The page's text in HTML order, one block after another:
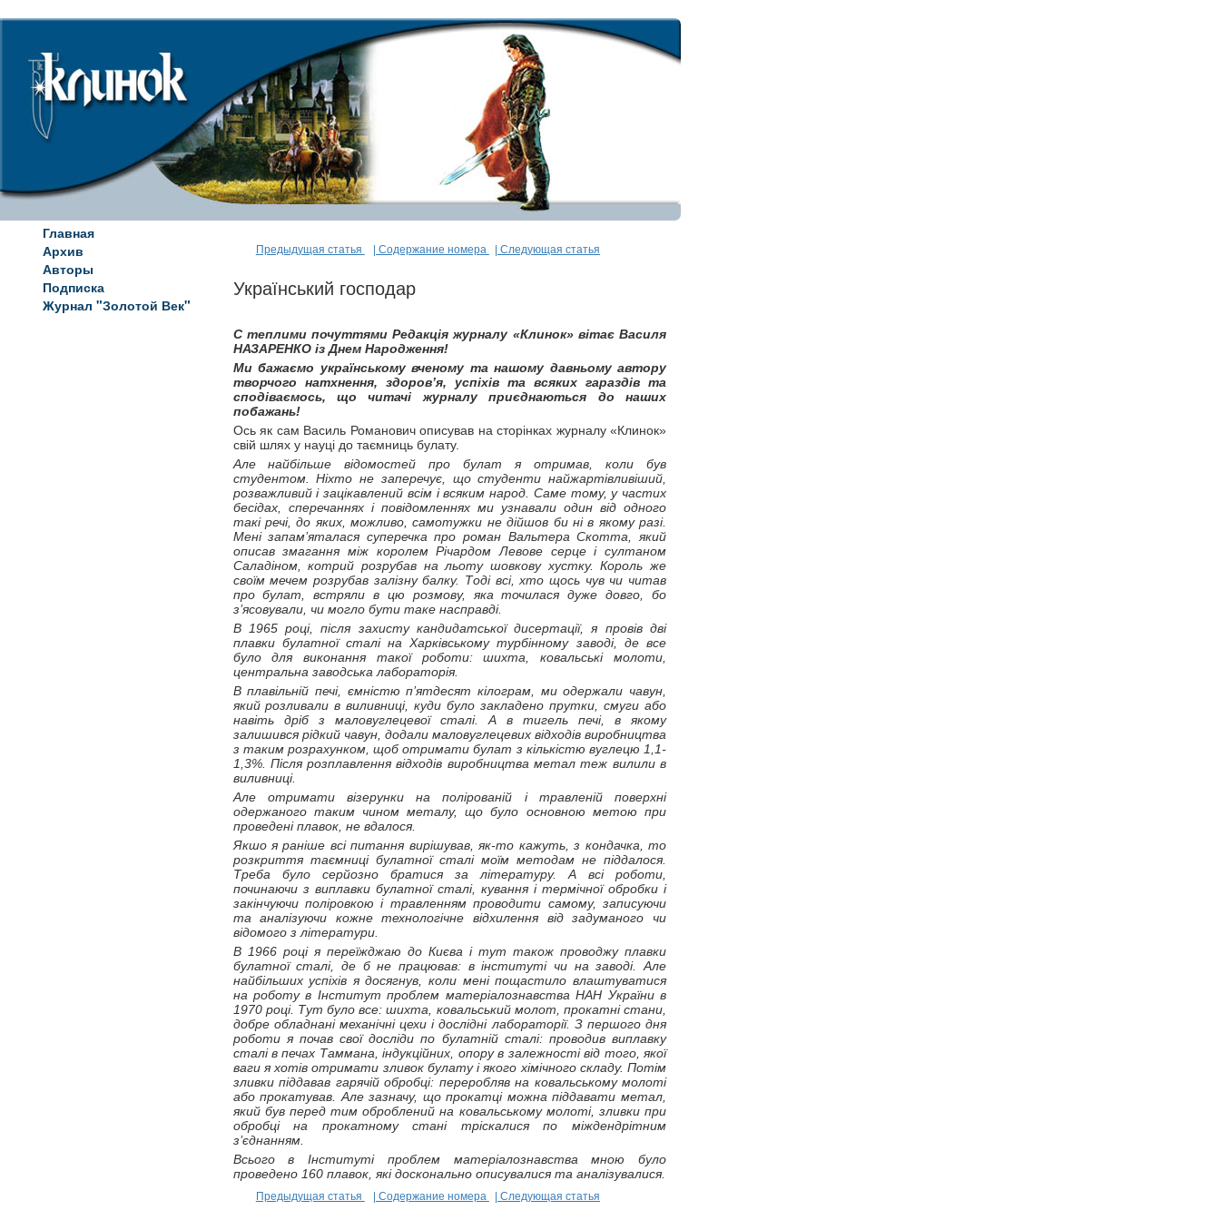
Главная
Архив
Авторы
Подписка
Журнал "Золотой Век"
Предыдущая статья | Содержание номера | Следующая статья
Український господар
С теплими почуттями Редакція журналу «Клинок» вітає Василя
НАЗАРЕНКО із Днем Народження!
Ми бажаємо українському вченому та нашому давньому автору
творчого натхнення, здоров’я, успіхів та всяких гараздів та
сподіваємось, що читачі журналу приєднаються до наших
побажань!
Ось як сам Василь Романович описував на сторінках журналу «Клинок»
свій шлях у науці до таємниць булату.
Але найбільше відомостей про булат я отримав, коли був
студентом. Ніхто не заперечує, що студенти найжартівливіший,
розважливий і зацікавлений всім і всяким народ. Саме тому, у частих
бесідах, сперечаннях і повідомленнях ми узнавали один від одного
такі речі, до яких, можливо, самотужки не дійшов би ні в якому разі.
Мені запам’яталася суперечка про роман Вальтера Скотта, який
описав змагання між королем Річардом Левове серце і султаном
Саладіном, котрий розрубав на льоту шовкову хустку. Король же
своїм мечем розрубав залізну балку. Тоді всі, хто щось чув чи читав
про булат, встряли в цю розмову, яка точилася дуже довго, бо
з’ясовували, чи могло бути таке насправді.
В 1965 році, після захисту кандидатської дисертації, я провів дві
плавки булатної сталі на Харківському турбінному заводі, де все
було для виконання такої роботи: шихта, ковальські молоти,
центральна заводська лабораторія.
В плавільній печі, ємністю п’ятдесят кілограм, ми одержали чавун,
який розливали в виливниці, куди було закладено прутки, смуги або
навіть дріб з маловуглецевої сталі. А в тигель печі, в якому
залишився рідкий чавун, додали маловуглецевих відходів виробництва
з таким розрахунком, щоб отримати булат з кількістю вуглецю 1,1-
1,3%. Після розплавлення відходів виробництва метал теж вилили в
виливниці.
Але отримати візерунки на полірованій і травленій поверхні
одержаного таким чином металу, що було основною метою при
проведені плавок, не вдалося.
Якшо я раніше всі питання вирішував, як-то кажуть, з кондачка, то
розкриття таємниці булатної сталі моїм методам не піддалося.
Треба було серйозно братися за літературу. А всі роботи,
починаючи з виплавки булатної сталі, кування і термічної обробки і
закінчуючи поліровкою і травленням проводити самому, записуючи
та аналізуючи кожне технологічне відхилення від задуманого чи
відомого з літератури.
В 1966 році я переїжджаю до Києва і тут також проводжу плавки
булатної сталі, де б не працював: в інституті чи на заводі. Але
найбільших успіхів я досягнув, коли мені пощастило влаштуватися
на роботу в Інститут проблем матеріалознавства НАН України в
1970 році. Тут було все: шихта, ковальський молот, прокатні стани,
добре обладнані механічні цехи і дослідні лабораторії. З першого дня
роботи я почав свої досліди по булатній сталі: проводив виплавку
сталі в печах Таммана, індукційних, опору в залежності від того, якої
ваги я хотів отримати зливок булату і якого хімічного складу. Потім
зливки піддавав гарячій обробці: переробляв на ковальському молоті
або прокатував. Але зазначу, що прокатці можна піддавати метал,
який був перед тим оброблений на ковальському молоті, зливки при
обробці на прокатному стані тріскалися по міждендрітним
з’єднанням.
Всього в Інституті проблем матеріалознавства мною було
проведено 160 плавок, які досконально описувалися та аналізувалися.
Предыдущая статья | Содержание номера | Следующая статья